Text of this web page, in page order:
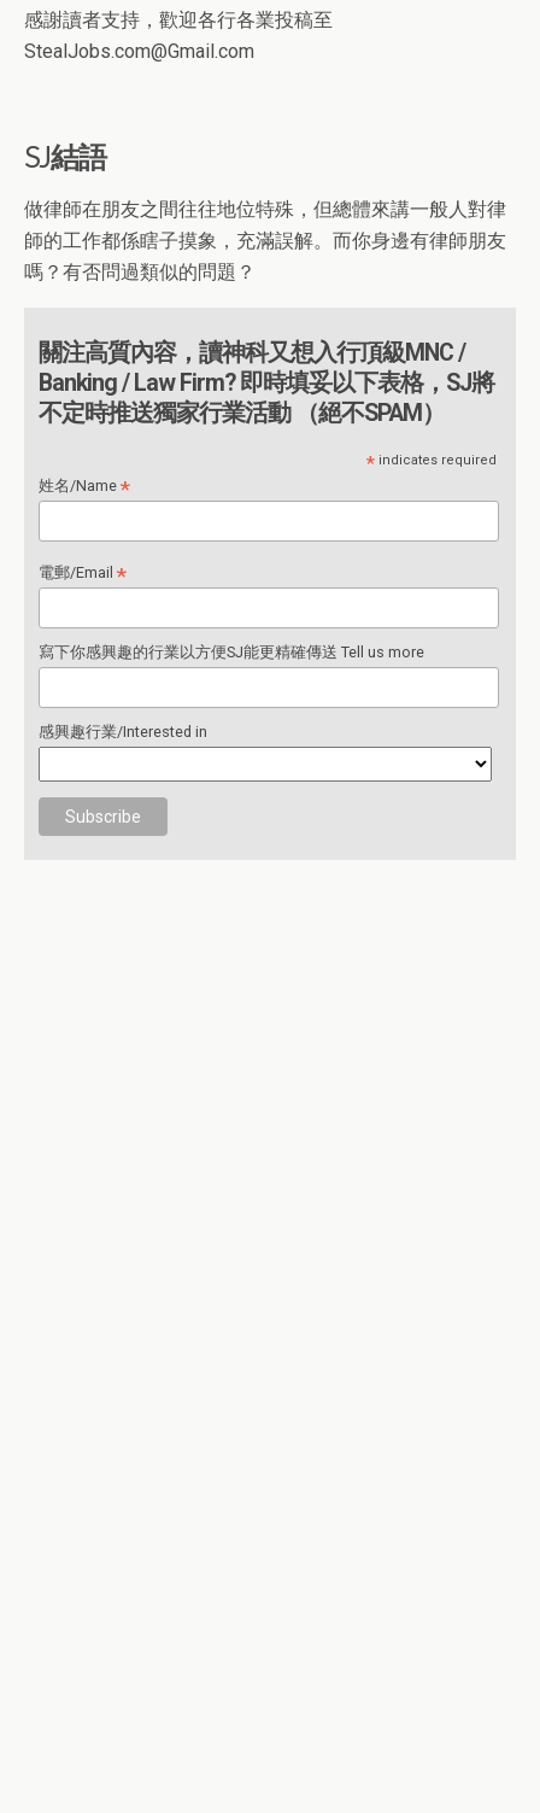
感謝讀者支持，歡迎各行各業投稿至
StealJobs.com@Gmail.com
SJ結語
做律師在朋友之間往往地位特殊，但總體來講一般人對律
師的工作都係瞎子摸象，充滿誤解。而你身邊有律師朋友
嗎？有否問過類似的問題？
關注高質內容，讀神科又想入行頂級MNC /
Banking / Law Firm? 即時填妥以下表格，SJ將
不定時推送獨家行業活動 （絕不SPAM）
* indicates required
姓名/Name*
電郵/Email*
寫下你感興趣的行業以方便SJ能更精確傳送 Tell us more
感興趣行業/Interested in